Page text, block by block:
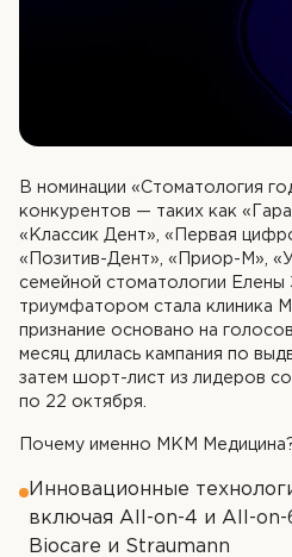
В номинации «Стоматология
конкурентов — таких как
«Классик Дент», «Первая
«Позитив-Дент», «Приор-М»,
семейной стоматологии
триумфатором стала клиника
признание основано на
месяц длилась кампания по
затем шорт-лист из лидеров
по 22 октября.
Почему именно МКМ
Инновационные
включая All-on-4 и All-on-
Biocare и Straumann